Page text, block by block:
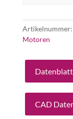
Artikelnummer:
Motoren
Datenblatt
CAD